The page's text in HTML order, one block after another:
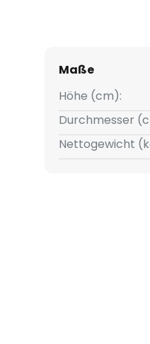
Maße
Höhe (cm):
Durchmesser
Nettogewicht